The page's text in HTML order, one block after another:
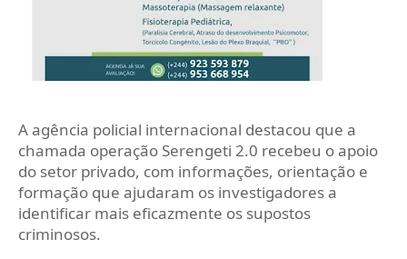
A agência policial internacional destacou que a
chamada operação Serengeti 2.0 recebeu o apoio
do setor privado, com informações, orientação e
formação que ajudaram os investigadores a
identificar mais eficazmente os supostos
criminosos.